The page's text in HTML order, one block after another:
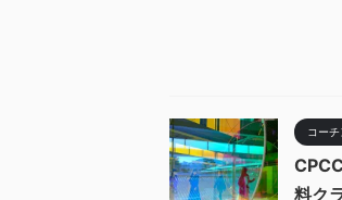
コー
料ク